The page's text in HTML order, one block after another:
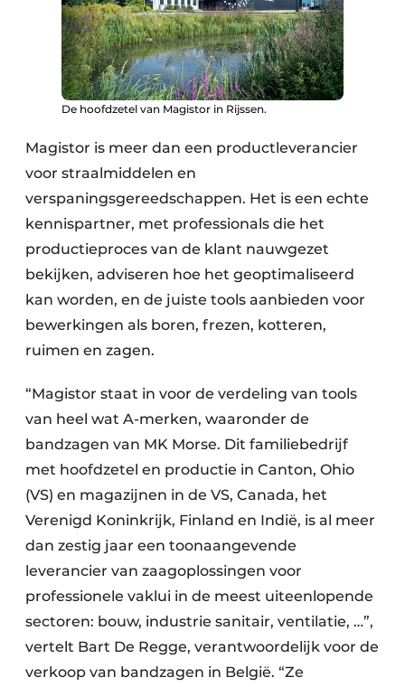
De hoofdzetel van Magistor in Rijssen.
Magistor is meer dan een productleverancier
voor straalmiddelen en
verspaningsgereedschappen. Het is een echte
kennispartner, met professionals die het
productieproces van de klant nauwgezet
bekijken, adviseren hoe het geoptimaliseerd
kan worden, en de juiste tools aanbieden voor
bewerkingen als boren, frezen, kotteren,
ruimen en zagen.
“Magistor staat in voor de verdeling van tools
van heel wat A-merken, waaronder de
bandzagen van MK Morse. Dit familiebedrijf
met hoofdzetel en productie in Canton, Ohio
(VS) en magazijnen in de VS, Canada, het
Verenigd Koninkrijk, Finland en Indië, is al meer
dan zestig jaar een toonaangevende
leverancier van zaagoplossingen voor
professionele vaklui in de meest uiteenlopende
sectoren: bouw, industrie sanitair, ventilatie, …”,
vertelt Bart De Regge, verantwoordelijk voor de
verkoop van bandzagen in België. “Ze